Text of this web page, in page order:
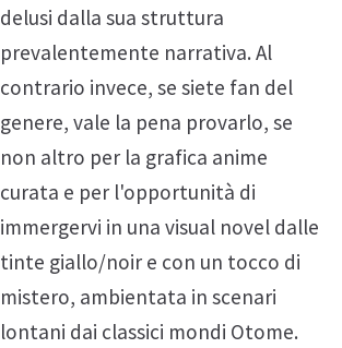
delusi dalla sua struttura
prevalentemente narrativa. Al
contrario invece, se siete fan del
genere, vale la pena provarlo, se
non altro per la grafica anime
curata e per l'opportunità di
immergervi in una visual novel dalle
tinte giallo/noir e con un tocco di
mistero, ambientata in scenari
lontani dai classici mondi Otome.